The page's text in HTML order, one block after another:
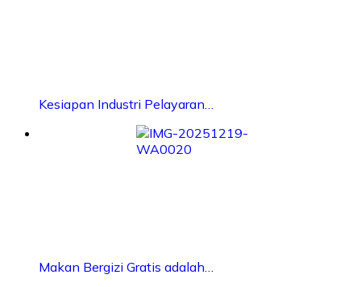
Kesiapan Industri Pelayaran…
Makan Bergizi Gratis adalah…